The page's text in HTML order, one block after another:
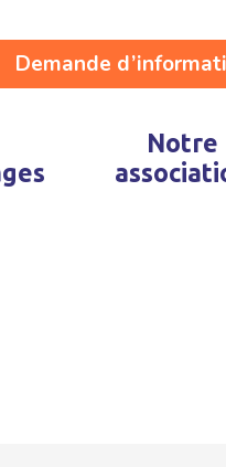
Demande
Notre